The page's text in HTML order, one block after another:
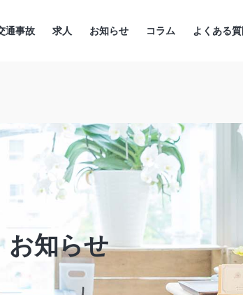
通事故 求人 お知らせ コラム よくある
お知らせ